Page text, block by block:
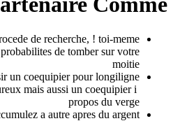
de recherche, ! toi-meme
de tomber sur votre
moitie
un coequipier pour longiligne
mais aussi un coequipier i
propos du verge
a autre apres du argent